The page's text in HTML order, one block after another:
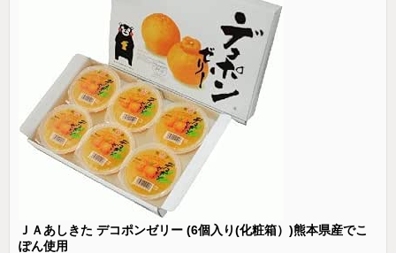
ＪＡあしきた デコポンゼリー (6個入り(化粧箱）)熊本県産でこ
ぽん使用